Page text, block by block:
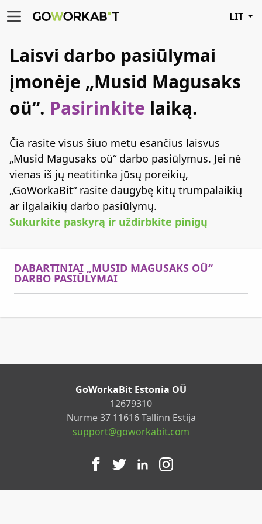
LIT
Laisvi darbo pasiūlymai
įmonėje „Musid Magusaks
oü“. Pasirinkite laiką.
Čia rasite visus šiuo metu esančius laisvus
„Musid Magusaks oü“ darbo pasiūlymus. Jei nė
vienas iš jų neatitinka jūsų poreikių,
„GoWorkaBit“ rasite daugybę kitų trumpalaikių
ar ilgalaikių darbo pasiūlymų.
Sukurkite paskyrą ir uždirbkite pinigų
DABARTINIAI „MUSID MAGUSAKS OÜ“
DARBO PASIŪLYMAI
GoWorkaBit Estonia OÜ
12679310
Nurme 37 11616 Tallinn Estija
support@goworkabit.com